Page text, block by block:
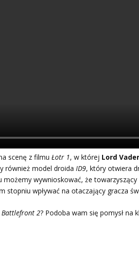
scenę z filmu Łotr 1, w której Lord Vader
również model droida ID9, który otwiera
możemy wywnioskować, że towarzyszący
stopniu wpływać na otaczający gracza
Battlefront 2? Podoba wam się pomysł na